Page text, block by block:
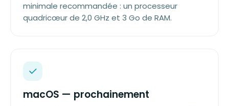
minimale recommandée : un processeur
quadricœur de 2,0 GHz et 3 Go de RAM.
macOS — prochainement